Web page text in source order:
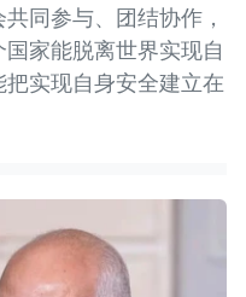
同参与、团结协作，
家能脱离世界实现自
实现自身安全建立在